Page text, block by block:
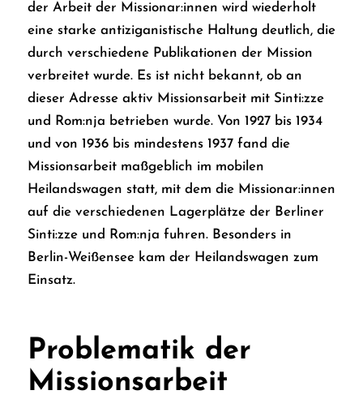
der Arbeit der Missionar:innen wird wiederholt
eine starke antiziganistische Haltung deutlich, die
durch verschiedene Publikationen der Mission
verbreitet wurde. Es ist nicht bekannt, ob an
dieser Adresse aktiv Missionsarbeit mit Sinti:zze
und Rom:nja betrieben wurde. Von 1927 bis 1934
und von 1936 bis mindestens 1937 fand die
Missionsarbeit maßgeblich im mobilen
Heilandswagen statt, mit dem die Missionar:innen
auf die verschiedenen Lagerplätze der Berliner
Sinti:zze und Rom:nja fuhren. Besonders in
Berlin-Weißensee kam der Heilandswagen zum
Einsatz.
Problematik der
Missionsarbeit